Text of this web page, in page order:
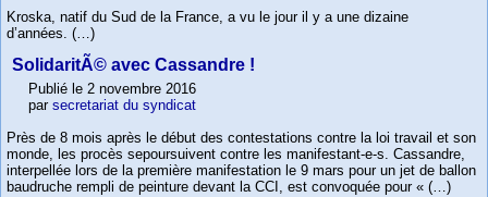
Kroska, natif du Sud de la France, a vu le jour il y a une dizaine
d’années. (…)
SolidaritÃ© avec Cassandre !
Publié le 2 novembre 2016
par secretariat du syndicat
Près de 8 mois après le début des contestations contre la loi travail et son
monde, les procès sepoursuivent contre les manifestant-e-s. Cassandre,
interpellée lors de la première manifestation le 9 mars pour un jet de ballon
baudruche rempli de peinture devant la CCI, est convoquée pour « (…)